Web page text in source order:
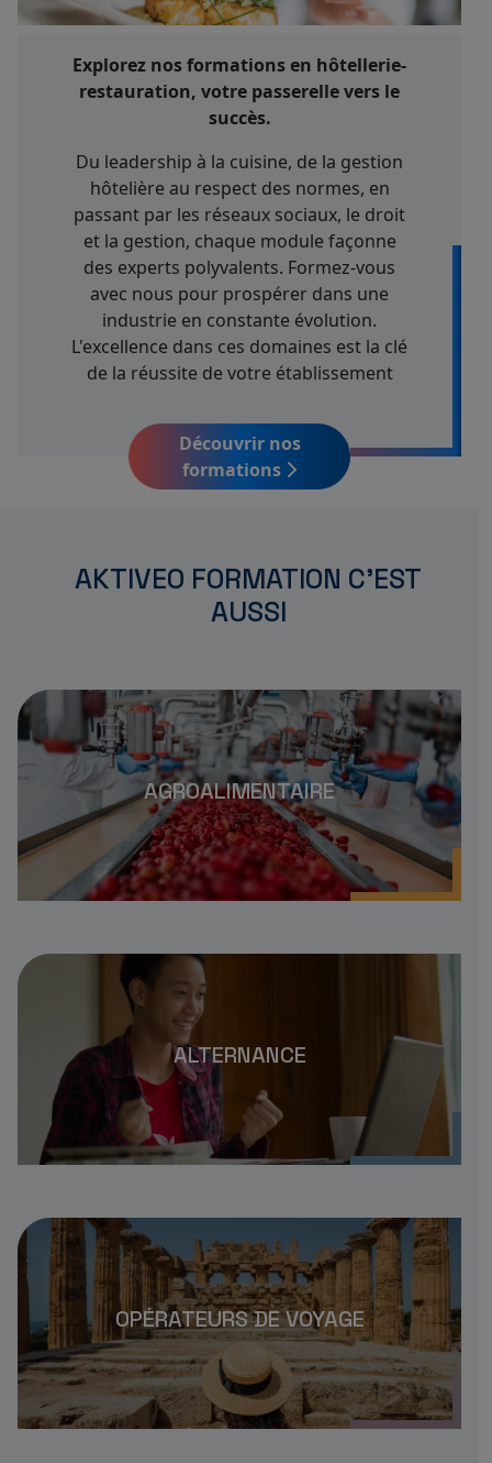
Explorez nos formations en hôtellerie-
restauration, votre passerelle vers le
succès.
Du leadership à la cuisine, de la gestion
hôtelière au respect des normes, en
passant par les réseaux sociaux, le droit
et la gestion, chaque module façonne
des experts polyvalents. Formez-vous
avec nous pour prospérer dans une
industrie en constante évolution.
L'excellence dans ces domaines est la clé
de la réussite de votre établissement
Découvrir nos
formations
AKTIVEO FORMATION C'EST
AUSSI
AGROALIMENTAIRE
ALTERNANCE
OPÉRATEURS DE VOYAGE